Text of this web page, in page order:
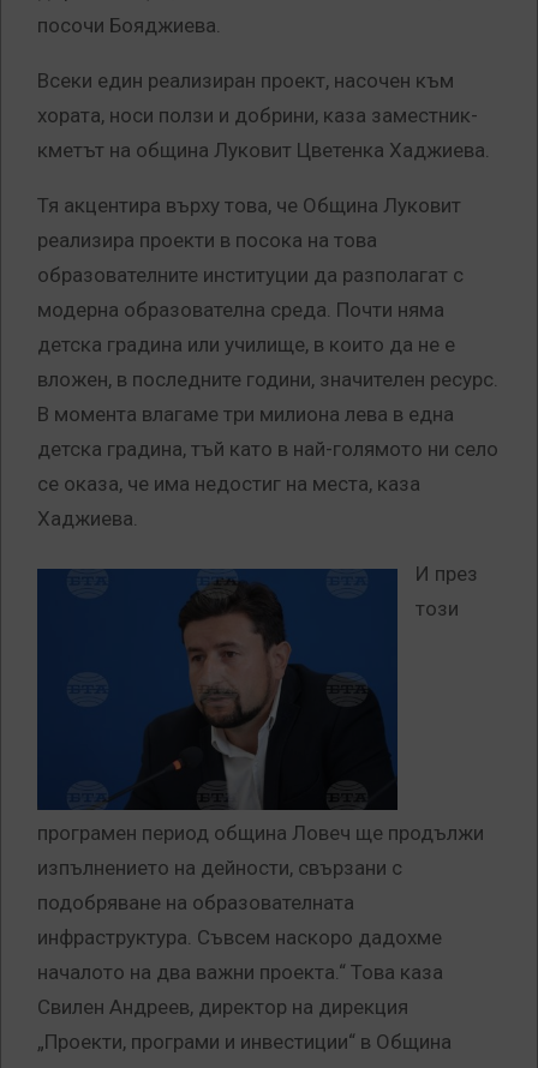
посочи Бояджиева.
Всеки един реализиран проект, насочен към
хората, носи ползи и добрини, каза заместник-
кметът на община Луковит Цветенка Хаджиева.
Тя акцентира върху това, че Община Луковит
реализира проекти в посока на това
образователните институции да разполагат с
модерна образователна среда. Почти няма
детска градина или училище, в които да не е
вложен, в последните години, значителен ресурс.
В момента влагаме три милиона лева в една
детска градина, тъй като в най-голямото ни село
се оказа, че има недостиг на места, каза
Хаджиева.
И през
този
програмен период община Ловеч ще продължи
изпълнението на дейности, свързани с
подобряване на образователната
инфраструктура. Съвсем наскоро дадохме
началото на два важни проекта.“ Това каза
Свилен Андреев, директор на дирекция
„Проекти, програми и инвестиции“ в Община